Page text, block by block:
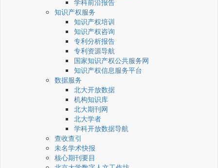
学科前沿报告
知识产权服务
知识产权培训
知识产权咨询
专利分析报告
专利资源导航
国家知识产权公共服务网
知识产权信息服务平台
数据服务
北大开放数据
机构知识库
北大期刊网
北大学者
学科开放数据导航
查收查引
未名学术快报
核心期刊要目